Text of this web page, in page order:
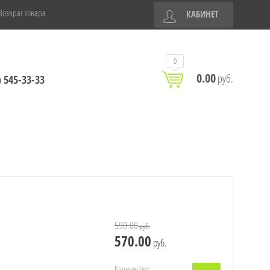
товара КАБИНЕТ
545-33-33
0
0.00руб.
590.00руб.
570.00 руб.